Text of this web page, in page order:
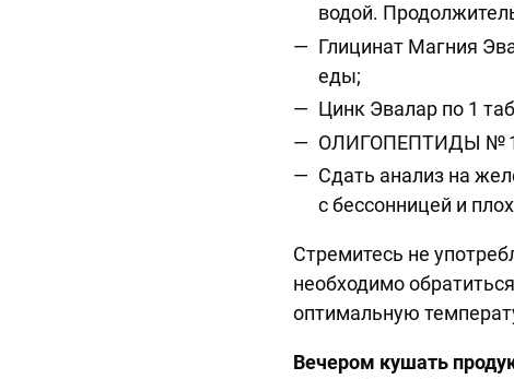
водой.
Глицинат Магния
еды;
Цинк Эвалар по 1
ОЛИГОПЕПТИДЫ № 18
Сдать анализ на
с бессонницей и
Стремитесь не
необходимо
оптимальную
Вечером кушать